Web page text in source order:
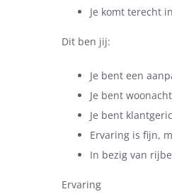
Je komt terecht
Dit ben jij:
Je bent een
Je bent
Je bent
Ervaring is fijn,
In bezig van
Ervaring